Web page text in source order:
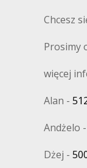
Chcesz
Prosimy
więcej
Alan -
Andżelo -
Dżej -